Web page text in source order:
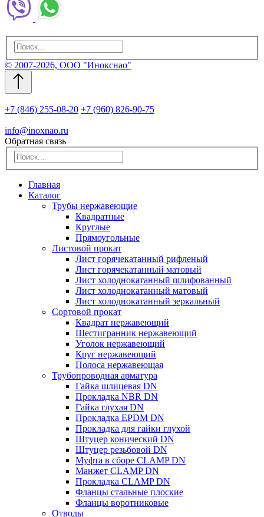
© 2007-2026, ООО "Инокснао"
+7 (846) 255-08-20 +7 (960) 826-90-75
info@inoxnao.ru
Обратная связь
Главная
Каталог
Трубы нержавеющие
Квадратные
Круглые
Прямоугольные
Листовой прокат
Лист горячекатанный рифленый
Лист горячекатанный матовый
Лист холоднокатанный шлифованный
Лист холоднокатанный матовый
Лист холоднокатанный зеркальный
Сортовой прокат
Квадрат нержавеющий
Шестигранник нержавеющий
Уголок нержавеющий
Круг нержавеющий
Полоса нержавеющая
Трубопроводная арматура
Гайка шлицевая DN
Прокладка NBR DN
Гайка глухая DN
Прокладка EPDM DN
Прокладка для гайки глухой
Штуцер конический DN
Штуцер резьбовой DN
Муфта в сборе CLAMP DN
Манжет CLAMP DN
Прокладка CLAMP DN
Фланцы стальные плоские
Фланцы воротниковые
Отводы